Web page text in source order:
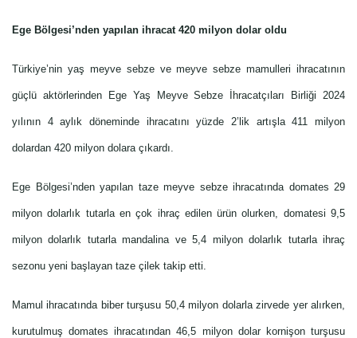
Ege Bölgesi’nden yapılan ihracat 420 milyon dolar oldu
Türkiye’nin yaş meyve sebze ve meyve sebze mamulleri ihracatının
güçlü aktörlerinden Ege Yaş Meyve Sebze İhracatçıları Birliği 2024
yılının 4 aylık döneminde ihracatını yüzde 2’lik artışla 411 milyon
dolardan 420 milyon dolara çıkardı.
Ege Bölgesi’nden yapılan taze meyve sebze ihracatında domates 29
milyon dolarlık tutarla en çok ihraç edilen ürün olurken, domatesi 9,5
milyon dolarlık tutarla mandalina ve 5,4 milyon dolarlık tutarla ihraç
sezonu yeni başlayan taze çilek takip etti.
Mamul ihracatında biber turşusu 50,4 milyon dolarla zirvede yer alırken,
kurutulmuş domates ihracatından 46,5 milyon dolar kornişon turşusu